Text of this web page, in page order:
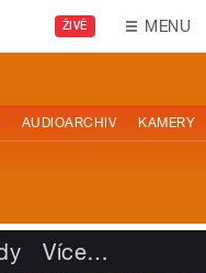
ŽIVĚ MENU
AUDIOARCHIV KAMERY
Více…